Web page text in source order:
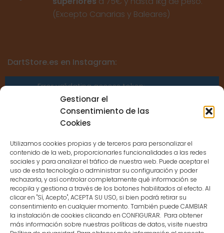
Gestionar el
Consentimiento de las
Cookies
Utilizamos cookies propias y de terceros para personalizar el
contenido de la web, proporcionarles funcionalidades a las redes
sociales y para analizar el tráfico de nuestra web. Puede aceptar el
uso de esta tecnología o administrar su configuración y poder
rechazarla, y así controlar completamente qué información se
recopila y gestiona a través de los botones habilitados al efecto. Al
clicar en "Sí, Acepto", ACEPTA SU USO, si bien podrá retirar su
consentimiento en cualquier momento. También puede CAMBIAR
la instalación de cookies clicando en CONFIGURAR. Para obtener
más información sobre nuestras políticas de datos, visite nuestra
(Excepto Canarias y Baleares)
DartStore.es en Instagram:
Error validating access token:
Sessions for the user are not allowed
because the user is not a confirmed
CONTACTO
MENÚ PRINCIPAL